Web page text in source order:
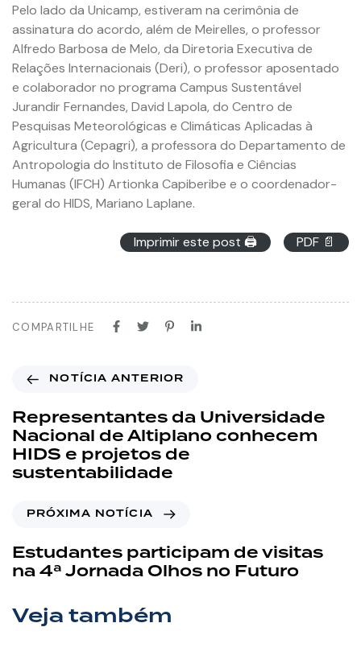
Pelo lado da Unicamp, estiveram na cerimônia de
assinatura do acordo, além de Meirelles, o professor
Alfredo Barbosa de Melo, da Diretoria Executiva de
Relações Internacionais (Deri), o professor aposentado
e colaborador no programa Campus Sustentável
Jurandir Fernandes, David Lapola, do Centro de
Pesquisas Meteorológicas e Climáticas Aplicadas à
Agricultura (Cepagri), a professora do Departamento de
Antropologia do Instituto de Filosofia e Ciências
Humanas (IFCH) Artionka Capiberibe e o coordenador-
geral do HIDS, Mariano Laplane.
Imprimir este post 🖨 PDF 📄
COMPARTILHE
NOTÍCIA ANTERIOR
Representantes da Universidade
Nacional de Altiplano conhecem
HIDS e projetos de
sustentabilidade
PRÓXIMA NOTÍCIA
Estudantes participam de visitas
na 4ª Jornada Olhos no Futuro
Veja também